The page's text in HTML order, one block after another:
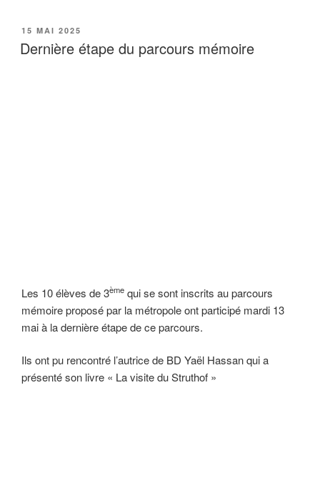
PUBLIÉ
LE
15 MAI 2025
Dernière étape du parcours mémoire
Les 10 élèves de 3ème qui se sont inscrits au parcours
mémoire proposé par la métropole ont participé mardi 13
mai à la dernière étape de ce parcours.
Ils ont pu rencontré l’autrice de BD Yaël Hassan qui a
présenté son livre « La visite du Struthof »